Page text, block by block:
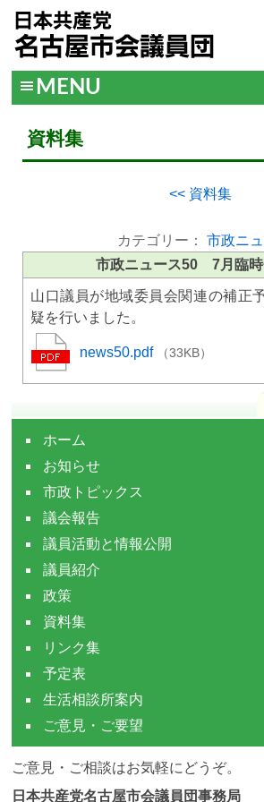
MENU
資料集
<< 資料集
カテゴリー： 市政ニ
市政ニュース50 7月臨時
山口議員が地域委員会関連の補正
疑を行いました。
news50.pdf （33KB）
ホーム
お知らせ
市政トピックス
議会報告
議員活動と情報公開
議員紹介
政策
資料集
リンク集
予定表
生活相談所案内
ご意見・ご要望
ご意見・ご相談はお気軽にどうぞ。
日本共産党名古屋市会議員団事務局